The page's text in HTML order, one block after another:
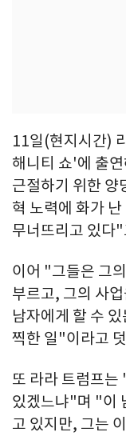
11일(현지시간)
해니티 쇼'에 출
근절하기 위한
혁 노력에 화가
무너뜨리고 있다
이어 "그들은 그
부르고, 그의 사
남자에게 할 수
찍한 일"이라고
또 라라 트럼프는
있겠느냐"며 "이
고 있지만, 그는